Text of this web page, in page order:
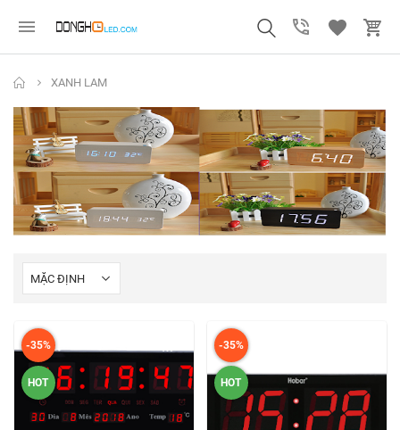
XANH LAM
-35%
HOT
-35%
HOT